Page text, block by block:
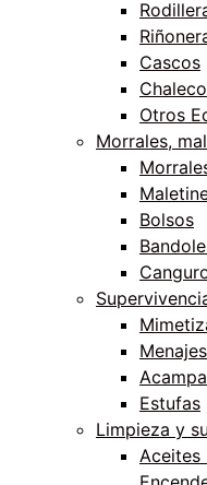
Cascos
Otros
Morrales,
Bolsos
Menajes
Estufas
Limpieza y
Aceites